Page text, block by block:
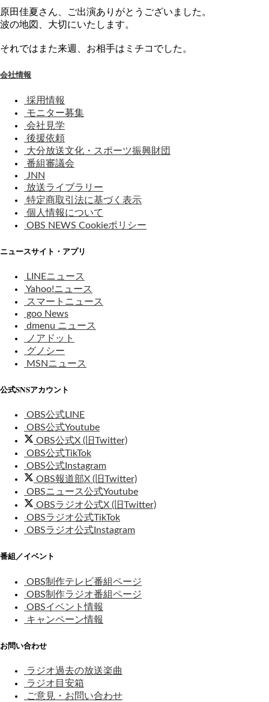
原田佳夏さん、ご出演ありがとうございました。
波の地図、大切にいたします。
それではまた来週、お相手はミチコでした。
会社情報
採用情報
モニター募集
会社見学
後援依頼
大分放送文化・スポーツ振興財団
番組審議会
JNN
放送ライブラリー
特定商取引法に基づく表示
個人情報について
OBS NEWS Cookieポリシー
ニュースサイト・アプリ
LINEニュース
Yahoo!ニュース
スマートニュース
goo News
dmenu ニュース
ノアドット
グノシー
MSNニュース
公式SNSアカウント
OBS公式LINE
OBS公式Youtube
OBS公式X (旧Twitter)
OBS公式TikTok
OBS公式Instagram
OBS報道部X (旧Twitter)
OBSニュース公式Youtube
OBSラジオ公式X (旧Twitter)
OBSラジオ公式TikTok
OBSラジオ公式Instagram
番組／イベント
OBS制作テレビ番組ページ
OBS制作ラジオ番組ページ
OBSイベント情報
キャンペーン情報
お問い合わせ
ラジオ過去の放送楽曲
ラジオ目安箱
ご意見・お問い合わせ